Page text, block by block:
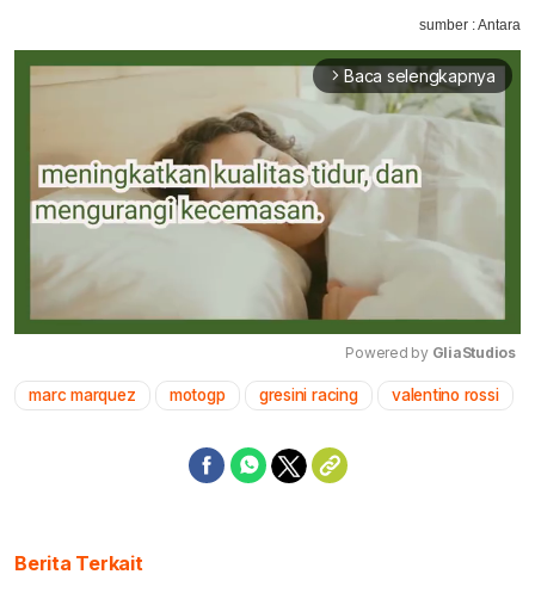
sumber : Antara
arrow_forward_ios Baca selengkapnya
Mute
Powered by GliaStudios
marc marquez motogp gresini racing valentino rossi
Berita Terkait